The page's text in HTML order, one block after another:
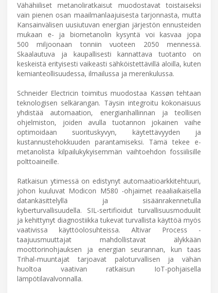
Vähähiiliset metanoliratkaisut muodostavat toistaiseksi
vain pienen osan maailmanlaajuisesta tarjonnasta, mutta
Kansainvälisen uusiutuvan energian järjestön ennusteiden
mukaan e- ja biometanolin kysyntä voi kasvaa jopa
500 miljoonaan tonniin vuoteen 2050 mennessä.
Skaalautuva ja kaupallisesti kannattava tuotanto on
keskeistä erityisesti vaikeasti sähköistettävillä aloilla, kuten
kemianteollisuudessa, ilmailussa ja merenkulussa.
Schneider Electricin toimitus muodostaa Kassøn tehtaan
teknologisen selkärangan. Täysin integroitu kokonaisuus
yhdistää automaation, energianhallinnan ja teollisen
ohjelmiston, joiden avulla tuotannon jokainen vaihe
optimoidaan suorituskyvyn, käytettävyyden ja
kustannustehokkuuden parantamiseksi. Tämä tekee e-
metanolista kilpailukykyisemmän vaihtoehdon fossiilisille
polttoaineille.
Ratkaisun ytimessä on edistynyt automaatioarkkitehtuuri,
johon kuuluvat Modicon M580 -ohjaimet reaaliaikaisella
datankäsittelyllä ja sisäänrakennetulla
kyberturvallisuudella. SIL-sertifioidut turvallisuusmoduulit
ja kehittynyt diagnostiikka tukevat turvallista käyttöä myös
vaativissa käyttöolosuhteissa. Altivar Process -
taajuusmuuttajat mahdollistavat älykkään
moottorinohjauksen ja energian seurannan, kun taas
Trihal-muuntajat tarjoavat paloturvallisen ja vähän
huoltoa vaativan ratkaisun IoT-pohjaisella
lämpötilavalvonnalla.